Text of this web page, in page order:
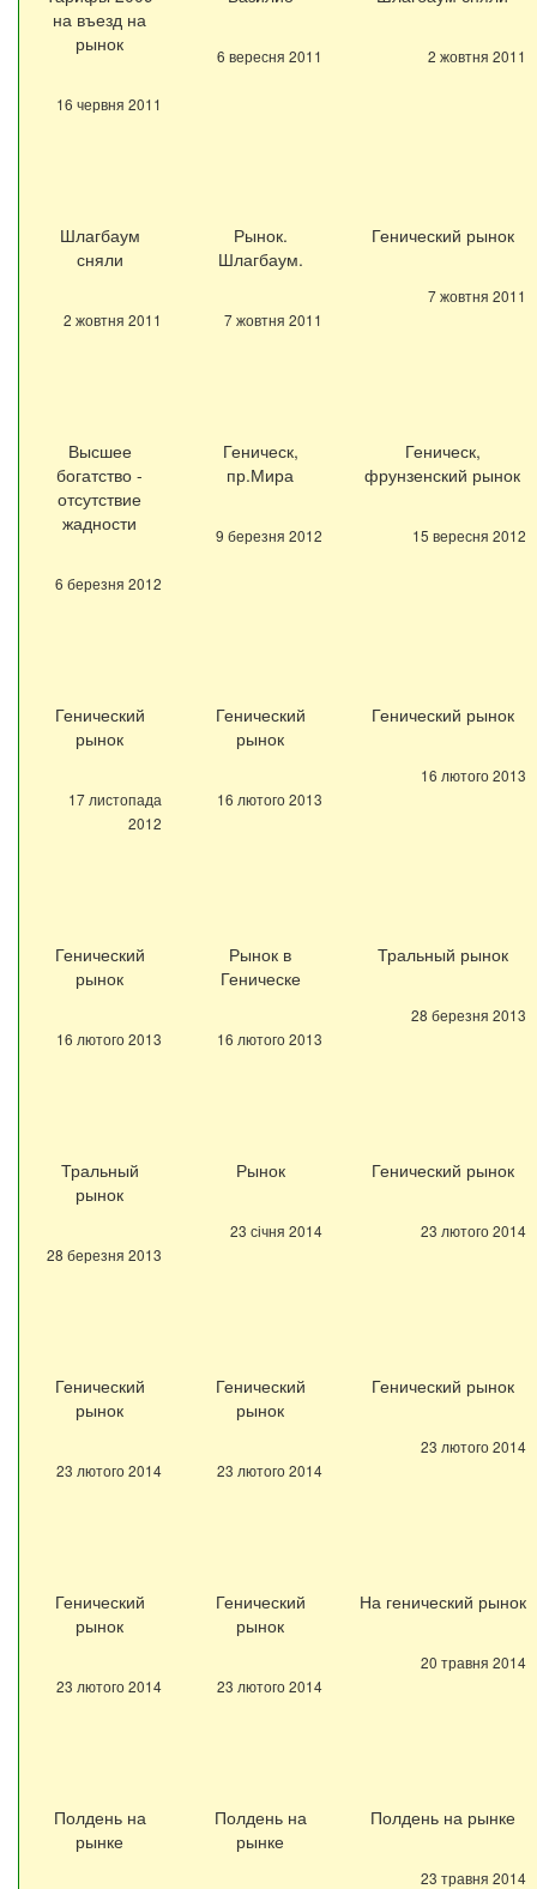
на въезд на
рынок
16 червня 2011
6 вересня 2011 2 жовтня 2011
Шлагбаум
сняли
2 жовтня 2011
Рынок.
Шлагбаум.
7 жовтня 2011
Генический рынок
7 жовтня 2011
Высшее
богатство -
отсутствие
жадности
6 березня 2012
Геническ,
пр.Мира
9 березня 2012
Геническ,
фрунзенский рынок
15 вересня 2012
Генический
рынок
17 листопада
2012
Генический
рынок
16 лютого 2013
Генический рынок
16 лютого 2013
Генический
рынок
16 лютого 2013
Рынок в
Геническе
16 лютого 2013
Тральный рынок
28 березня 2013
Тральный
рынок
28 березня 2013
Рынок
23 січня 2014
Генический рынок
23 лютого 2014
Генический
рынок
23 лютого 2014
Генический
рынок
23 лютого 2014
Генический рынок
23 лютого 2014
Генический
рынок
23 лютого 2014
Генический
рынок
23 лютого 2014
На генический рынок
20 травня 2014
Полдень на
рынке
Полдень на
рынке
Полдень на рынке
23 травня 2014